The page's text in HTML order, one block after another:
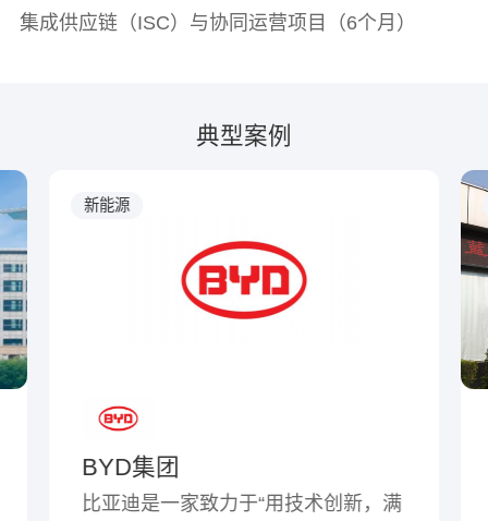
集成供应链（ISC）与协同运营项目（6个月）
典型案例
新能源
惠州德赛蓝微电子有限公司
惠州市蓝微电子有限公司是深圳市德